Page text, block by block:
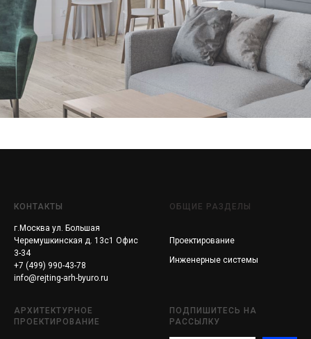
КОНТАКТЫ
г.Москва ул. Большая
Черемушкинская д. 13с1 Офис
3-34
+7 (499) 990-43-78
info@rejting-arh-byuro.ru
ОБЩИЕ РАЗДЕЛЫ
Проектирование
Инженерные системы
АРХИТЕКТУРНОЕ
ПРОЕКТИРОВАНИЕ
ПОДПИШИТЕСЬ НА
РАССЫЛКУ